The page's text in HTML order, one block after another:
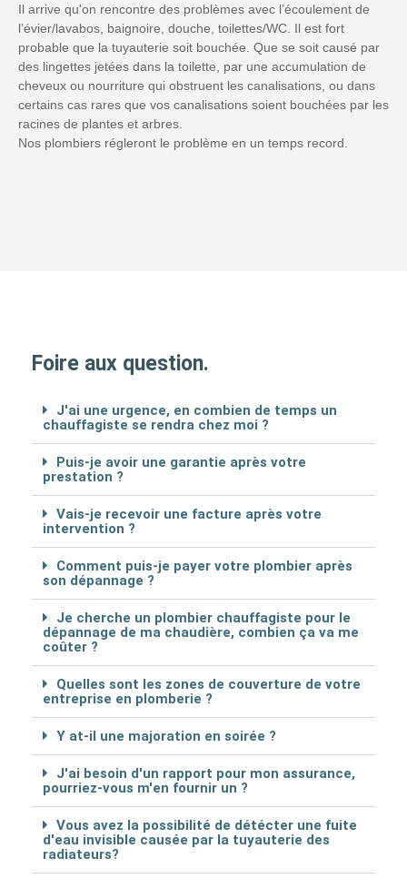
Il arrive qu'on rencontre des problèmes avec l’écoulement de
l’évier/lavabos, baignoire, douche, toilettes/WC. Il est fort
probable que la tuyauterie soit bouchée. Que se soit causé par
des lingettes jetées dans la toilette, par une accumulation de
cheveux ou nourriture qui obstruent les canalisations, ou dans
certains cas rares que vos canalisations soient bouchées par les
racines de plantes et arbres.
Nos plombiers régleront le problème en un temps record.
Foire aux question.
J'ai une urgence, en combien de temps un
chauffagiste se rendra chez moi ?
Puis-je avoir une garantie après votre
prestation ?
Vais-je recevoir une facture après votre
intervention ?
Comment puis-je payer votre plombier après
son dépannage ?
Je cherche un plombier chauffagiste pour le
dépannage de ma chaudière, combien ça va me
coûter ?
Quelles sont les zones de couverture de votre
entreprise en plomberie ?
Y at-il une majoration en soirée ?
J'ai besoin d'un rapport pour mon assurance,
pourriez-vous m'en fournir un ?
Vous avez la possibilité de détécter une fuite
d'eau invisible causée par la tuyauterie des
radiateurs?